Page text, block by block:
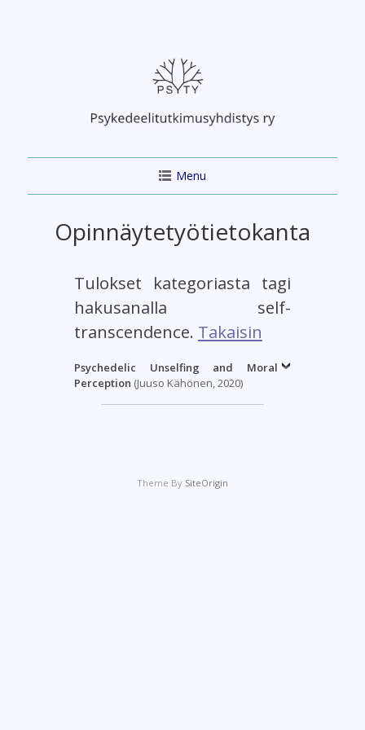
Menu
Opinnäytetyötietokanta
Tulokset kategoriasta tagi
hakusanalla self-
transcendence. Takaisin
Psychedelic Unselfing and Moral
Perception (Juuso Kähönen, 2020)
Theme By SiteOrigin